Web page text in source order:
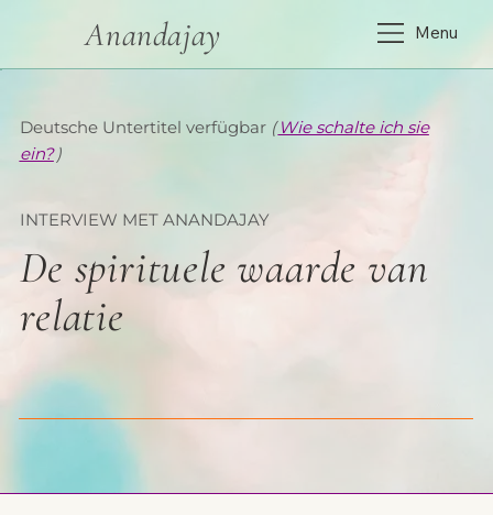
Anandajay Menu
INTERVIEW MET ANANDAJAY
De spirituele waarde van
relatie
Deutsche Untertitel verfügbar (Wie schalte ich sie
ein? )